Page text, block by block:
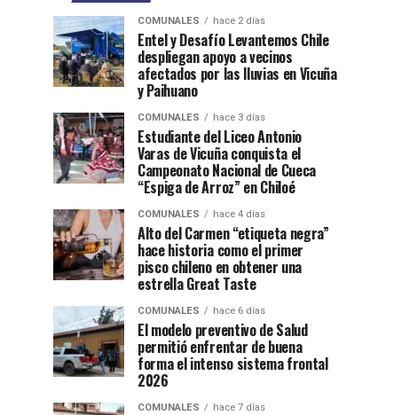
COMUNALES hace 2 días
Entel y Desafío Levantemos Chile
despliegan apoyo a vecinos
afectados por las lluvias en Vicuña
y Paihuano
COMUNALES hace 3 días
Estudiante del Liceo Antonio
Varas de Vicuña conquista el
Campeonato Nacional de Cueca
“Espiga de Arroz” en Chiloé
COMUNALES hace 4 días
Alto del Carmen “etiqueta negra”
hace historia como el primer
pisco chileno en obtener una
estrella Great Taste
COMUNALES hace 6 días
El modelo preventivo de Salud
permitió enfrentar de buena
forma el intenso sistema frontal
2026
COMUNALES hace 7 días